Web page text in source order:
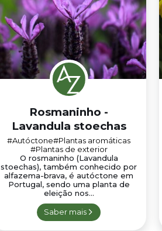
Rosmaninho -
Lavandula stoechas
#Autóctone#Plantas aromáticas
#Plantas de exterior
O rosmaninho (Lavandula
stoechas), também conhecido por
alfazema-brava, é autóctone em
Portugal, sendo uma planta de
eleição nos...
Saber mais